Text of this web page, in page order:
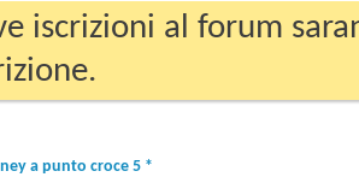
iscrizioni al forum
a punto croce 5 *